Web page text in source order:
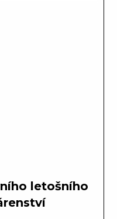
letošního